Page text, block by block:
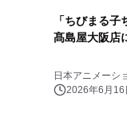
「ちびまる
髙島屋大阪店
日本アニメーシ
2026年6月16